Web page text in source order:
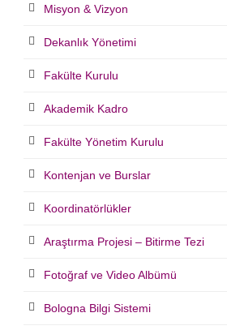
Misyon & Vizyon
Dekanlık Yönetimi
Fakülte Kurulu
Akademik Kadro
Fakülte Yönetim Kurulu
Kontenjan ve Burslar
Koordinatörlükler
Araştırma Projesi – Bitirme Tezi
Fotoğraf ve Video Albümü
Bologna Bilgi Sistemi